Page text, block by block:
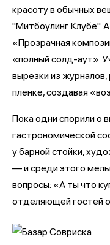
красоту в обычных
"Митбоулинг Клубе".
«Прозрачная
«полный солд-аут».
вырезки из
пленке, создавая
Пока одни спорили о
гастрономической
у барной стойки,
— и среди этого
вопросы: «А ты что
отделяющей гостей